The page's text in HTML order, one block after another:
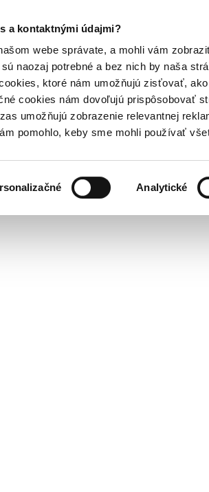
a kontaktnými údajmi?
webe správate, a mohli vám
naozaj potrebné a bez nich by naša
ktoré nám umožňujú zisťovať,
cookies nám dovoľujú prispôsobovať
umožňujú zobrazenie relevantnej
pomohlo, keby sme mohli používať
Analytické